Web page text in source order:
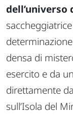
dell’universo
densa di
esercito e da
direttamente
sull’Isola del